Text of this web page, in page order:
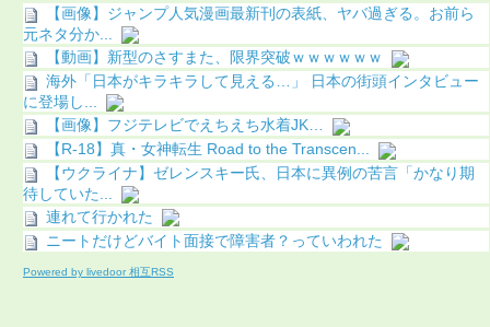
【画像】ジャンプ人気漫画最新刊の表紙、ヤバ過ぎる。お前ら
元ネタ分か...
【動画】新型のさすまた、限界突破ｗｗｗｗｗｗ
海外「日本がキラキラして見える…」 日本の街頭インタビュー
に登場し...
【画像】フジテレビでえちえち水着JK…
【R-18】真・女神転生 Road to the Transcen...
【ウクライナ】ゼレンスキー氏、日本に異例の苦言「かなり期
待していた...
連れて行かれた
ニートだけどバイト面接で障害者？っていわれた
Powered by livedoor 相互RSS